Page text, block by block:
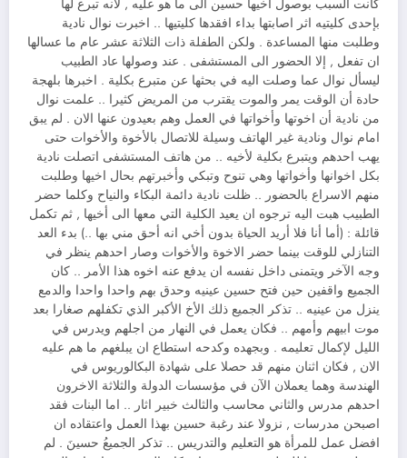
كانت السبب بوصول اخيها حسين الى ما هو عليه , لأنه تبرع لها
بإحدى كليتيه اثر اصابتها بداء افقدها كليتيها .. اخبرت نوال نادية
وطلبت منها المساعدة . ولكن الطفلة ذات الثلاثة عشر عام ما عسالها
ان تفعل , إلا الحضور الى المستشفى . عند وصولها عاد الطبيب
ليسأل نوال عما وصلت اليه في بحثها عن متبرع بكلية . اخبرها بلهجة
حادة أن الوقت يمر والموت يقترب من المريض كثيرا .. علمت نوال
من نادية أن اخوتها وأخواتها في العمل وهم بعيدون عنها الان . لم يبق
امام نوال ونادية غير الهاتف وسيلة للاتصال بالأخوة والأخوات حتى
يهب احدهم ويتبرع بكلية لأخيه .. من هاتف المستشفى اتصلت نادية
بكل اخوانها وأخواتها وهي تنوح وتبكي وأخبرتهم بحال اخيها وطلبت
منهم الاسراع بالحضور .. ظلت نادية دائمة البكاء والنياح وكلما حضر
الطبيب هبت اليه ترجوه ان يعيد الكلية التي معها الى أخيها , ثم تكمل
قائلة : (أما أنا فلا أريد الحياة بدون أخي انه أحق مني بها ..) بدء العد
التنازلي للوقت بينما حضر الاخوة والأخوات وصار احدهم ينظر في
وجه الآخر ويتمنى داخل نفسه ان يدفع عنه اخوه هذا الأمر .. كان
الجميع واقفين حين فتح حسين عينيه وحدق بهم واحدا واحدا والدمع
ينزل من عينيه .. تذكر الجميع ذلك الأخ الأكبر الذي تكفلهم صغارا بعد
موت ابيهم وأمهم .. فكان يعمل في النهار من اجلهم ويدرس في
الليل لإكمال تعليمه . وبجهده وكدحه استطاع ان يبلغهم ما هم عليه
الان , فكان اثنان منهم قد حصلا على شهادة البكالوريوس في
الهندسة وهما يعملان الآن في مؤسسات الدولة والثلاثة الاخرون
احدهم مدرس والثاني محاسب والثالث خبير اثار .. اما البنات فقد
اصبحن مدرسات , نزولا عند رغبة حسين بهذا العمل واعتقاده ان
افضل عمل للمرأة هو التعليم والتدريس .. تذكر الجميعُ حسينَ . لم